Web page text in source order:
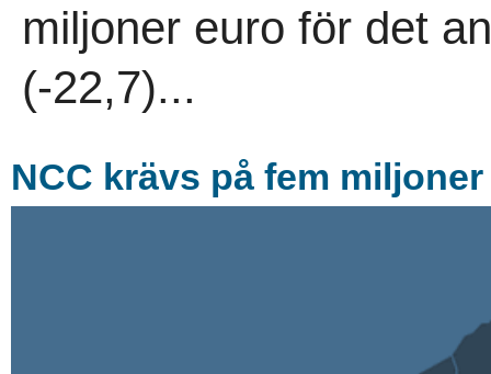
miljoner euro för det
(-22,7)...
NCC krävs på fem